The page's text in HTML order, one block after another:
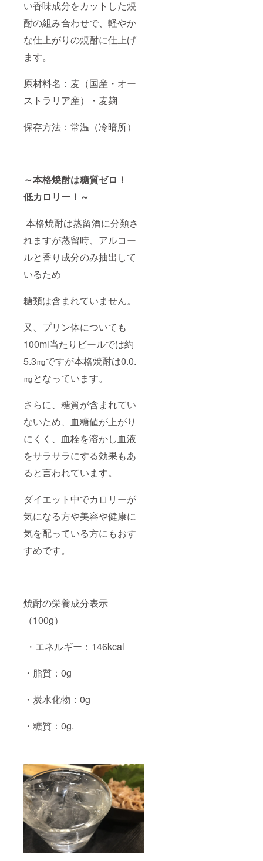
い香味成分をカットした焼
酎の組み合わせで、軽やか
な仕上がりの焼酎に仕上げ
ます。
原材料名：麦（国産・オー
ストラリア産）・麦麹
保存方法：常温（冷暗所）
～本格焼酎は糖質ゼロ！
低カロリー！～
本格焼酎は蒸留酒に分類さ
れますが蒸留時、アルコー
ルと香り成分のみ抽出して
いるため
糖類は含まれていません。
又、プリン体についても
100ml当たりビールでは約
5.3㎎ですが本格焼酎は0.0.
㎎となっています。
さらに、糖質が含まれてい
ないため、血糖値が上がり
にくく、血栓を溶かし血液
をサラサラにする効果もあ
ると言われています。
ダイエット中でカロリーが
気になる方や美容や健康に
気を配っている方にもおす
すめです。
焼酎の栄養成分表示
（100g）
・エネルギー：146kcal
・脂質：0g
・炭水化物：0g
・糖質：0g.